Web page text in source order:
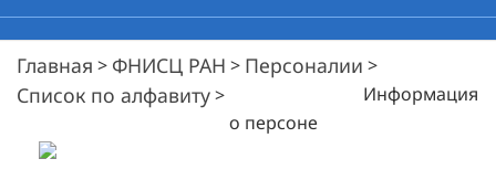
Главная > ФНИСЦ РАН > Персоналии >
Список по алфавиту>
Информация
о персоне